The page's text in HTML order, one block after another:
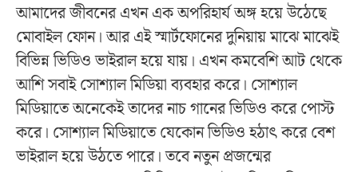
আমাদের জীবনের এখন এক অপরিহার্য অঙ্গ হয়ে উঠেছে
মোবাইল ফোন। আর এই স্মার্টফোনের দুনিয়ায় মাঝে মাঝেই
বিভিন্ন ভিডিও ভাইরাল হয়ে যায়। এখন কমবেশি আট থেকে
আশি সবাই সোশ্যাল মিডিয়া ব্যবহার করে। সোশ্যাল
মিডিয়াতে অনেকেই তাদের নাচ গানের ভিডিও করে পোস্ট
করে। সোশ্যাল মিডিয়াতে যেকোন ভিডিও হঠাৎ করে বেশ
ভাইরাল হয়ে উঠতে পারে। তবে নতুন প্রজন্মের